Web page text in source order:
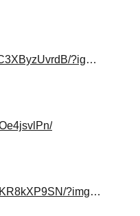
https://www.instagram.com/reel/C3XByzUvrdB/?igsh=MXI0dGtlYW01azgwcQ%3D%3D
https://www.instagram.com/p/C3KR8kXP9SN/?img_index=3